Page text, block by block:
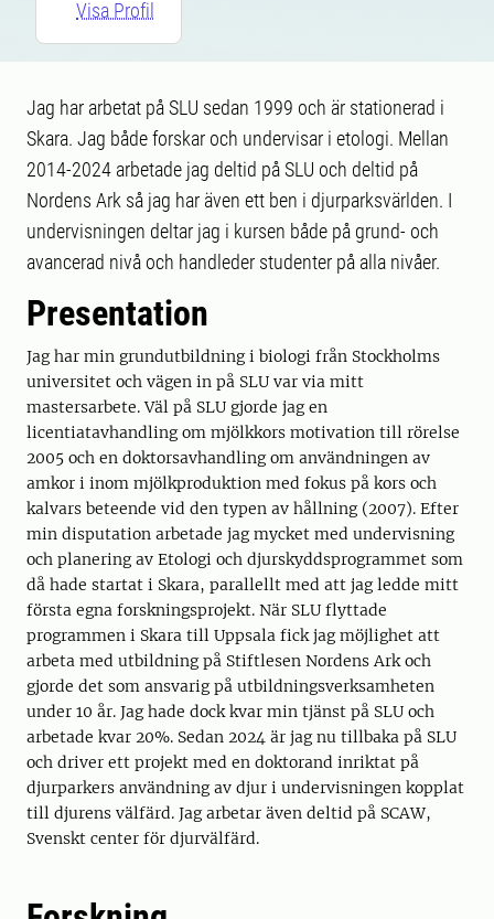
Visa Profil
Jag har arbetat på SLU sedan 1999 och är stationerad i
Skara. Jag både forskar och undervisar i etologi. Mellan
2014-2024 arbetade jag deltid på SLU och deltid på
Nordens Ark så jag har även ett ben i djurparksvärlden. I
undervisningen deltar jag i kursen både på grund- och
avancerad nivå och handleder studenter på alla nivåer.
Presentation
Jag har min grundutbildning i biologi från Stockholms
universitet och vägen in på SLU var via mitt
mastersarbete. Väl på SLU gjorde jag en
licentiatavhandling om mjölkkors motivation till rörelse
2005 och en doktorsavhandling om användningen av
amkor i inom mjölkproduktion med fokus på kors och
kalvars beteende vid den typen av hållning (2007). Efter
min disputation arbetade jag mycket med undervisning
och planering av Etologi och djurskyddsprogrammet som
då hade startat i Skara, parallellt med att jag ledde mitt
första egna forskningsprojekt. När SLU flyttade
programmen i Skara till Uppsala fick jag möjlighet att
arbeta med utbildning på Stiftlesen Nordens Ark och
gjorde det som ansvarig på utbildningsverksamheten
under 10 år. Jag hade dock kvar min tjänst på SLU och
arbetade kvar 20%. Sedan 2024 är jag nu tillbaka på SLU
och driver ett projekt med en doktorand inriktat på
djurparkers användning av djur i undervisningen kopplat
till djurens välfärd. Jag arbetar även deltid på SCAW,
Svenskt center för djurvälfärd.